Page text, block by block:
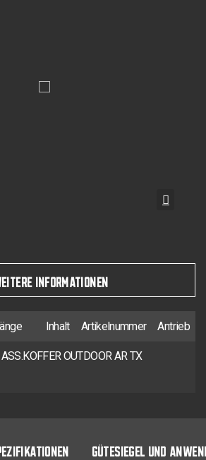
INFORMATIONEN
Inhalt Artikelnummer Antrieb
OUTDOOR AR TX
GÜTESIEGEL UND